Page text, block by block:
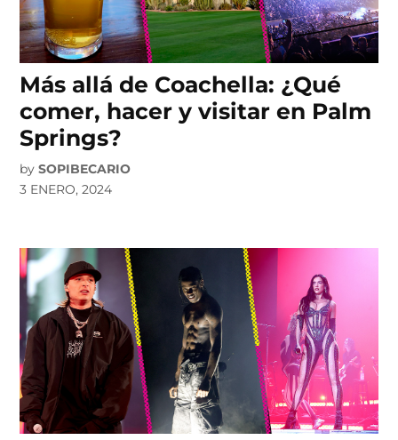
Más allá de Coachella: ¿Qué
comer, hacer y visitar en Palm
Springs?
by SOPIBECARIO
3 ENERO, 2024